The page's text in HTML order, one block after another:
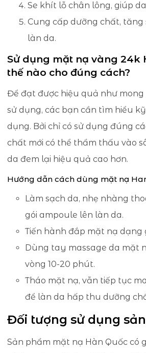
Se khít lỗ chân lông, giúp
Cung cấp dưỡng chất, tăng
làn da.
Sử dụng mặt nạ vàng 24k
thế nào cho đúng cách?
Để đạt được hiệu quả như mong
sử dụng, các bạn cần tìm hiểu
dụng. Bởi chỉ có sử dụng đúng
chất mới có thể thẩm thấu vào
da đem lại hiệu quả cao hơn.
Hướng dẫn cách dùng mặt nạ
Làm sạch da, nhẹ nhàng
gói ampoule lên làn da.
Tiến hành đắp mặt nạ dạng
Dùng tay massage da mặt
vòng 10-20 phút.
Tháo mặt nạ, vẫn tiếp tục
để làn da hấp thu dưỡng
Đối tượng sử dụng
Sản phẩm mặt nạ Hàn Quốc có